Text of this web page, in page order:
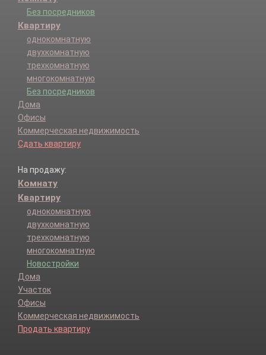
Без посредников
Квартиру
однокомнатную
двухкомнатную
трехкомнатную
многокомнатную
Без посредников
Дома
Офисы
Коммерческая недвижимость
Сдать квартиру
На продажу:
Комнату
Квартиру
однокомнатную
двухкомнатную
трехкомнатную
многокомнатную
Новостройки
Дома
Участок
Офисы
Коммерческая недвижимость
Продать квартиру